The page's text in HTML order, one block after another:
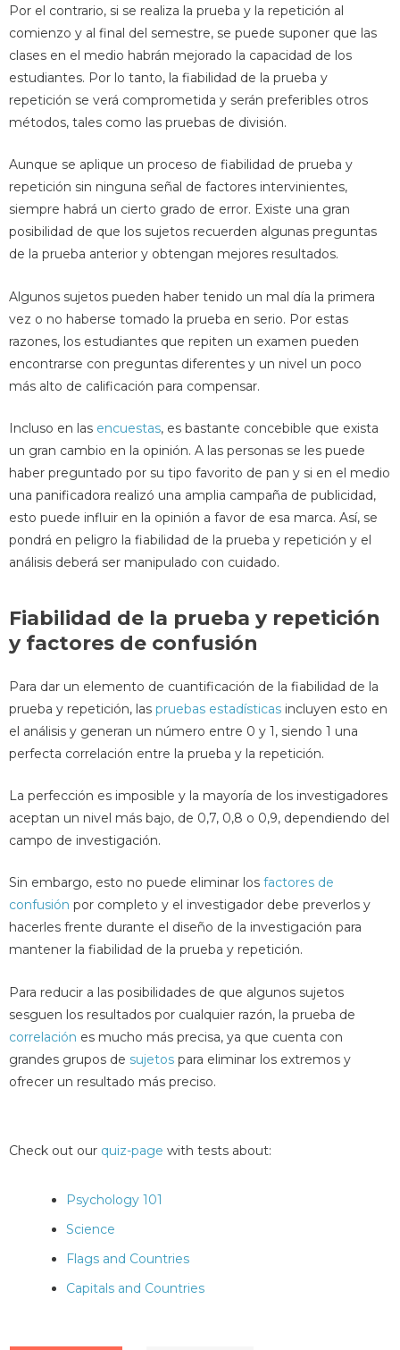
Por el contrario, si se realiza la prueba y la repetición al
comienzo y al final del semestre, se puede suponer que las
clases en el medio habrán mejorado la capacidad de los
estudiantes. Por lo tanto, la fiabilidad de la prueba y
repetición se verá comprometida y serán preferibles otros
métodos, tales como las pruebas de división.
Aunque se aplique un proceso de fiabilidad de prueba y
repetición sin ninguna señal de factores intervinientes,
siempre habrá un cierto grado de error. Existe una gran
posibilidad de que los sujetos recuerden algunas preguntas
de la prueba anterior y obtengan mejores resultados.
Algunos sujetos pueden haber tenido un mal día la primera
vez o no haberse tomado la prueba en serio. Por estas
razones, los estudiantes que repiten un examen pueden
encontrarse con preguntas diferentes y un nivel un poco
más alto de calificación para compensar.
Incluso en las encuestas, es bastante concebible que exista
un gran cambio en la opinión. A las personas se les puede
haber preguntado por su tipo favorito de pan y si en el medio
una panificadora realizó una amplia campaña de publicidad,
esto puede influir en la opinión a favor de esa marca. Así, se
pondrá en peligro la fiabilidad de la prueba y repetición y el
análisis deberá ser manipulado con cuidado.
Fiabilidad de la prueba y repetición
y factores de confusión
Para dar un elemento de cuantificación de la fiabilidad de la
prueba y repetición, las pruebas estadísticas incluyen esto en
el análisis y generan un número entre 0 y 1, siendo 1 una
perfecta correlación entre la prueba y la repetición.
La perfección es imposible y la mayoría de los investigadores
aceptan un nivel más bajo, de 0,7, 0,8 o 0,9, dependiendo del
campo de investigación.
Sin embargo, esto no puede eliminar los factores de
confusión por completo y el investigador debe preverlos y
hacerles frente durante el diseño de la investigación para
mantener la fiabilidad de la prueba y repetición.
Para reducir a las posibilidades de que algunos sujetos
sesguen los resultados por cualquier razón, la prueba de
correlación es mucho más precisa, ya que cuenta con
grandes grupos de sujetos para eliminar los extremos y
ofrecer un resultado más preciso.
Check out our quiz-page with tests about:
Psychology 101
Science
Flags and Countries
Capitals and Countries